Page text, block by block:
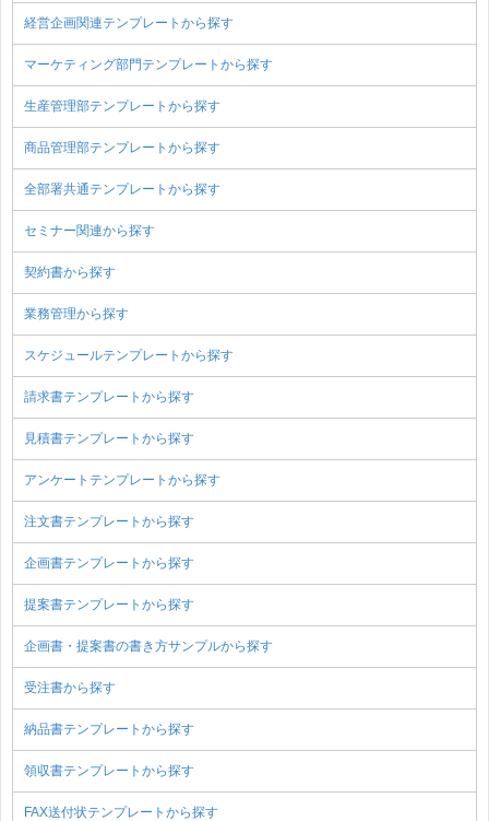
経営企画関連テンプレートから探す
マーケティング部門テンプレートから探す
生産管理部テンプレートから探す
商品管理部テンプレートから探す
全部署共通テンプレートから探す
セミナー関連から探す
契約書から探す
業務管理から探す
スケジュールテンプレートから探す
請求書テンプレートから探す
見積書テンプレートから探す
アンケートテンプレートから探す
注文書テンプレートから探す
企画書テンプレートから探す
提案書テンプレートから探す
企画書・提案書の書き方サンプルから探す
受注書から探す
納品書テンプレートから探す
領収書テンプレートから探す
FAX送付状テンプレートから探す